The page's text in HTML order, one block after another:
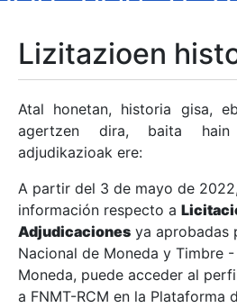
Erakutsi/Ezkutatu
Erakutsi/Ezkutatu
Erakutsi/Ezkutatu
Erakutsi/Ezkutatu
Lizitazioen
Atal honetan, historia gisa,
agertzen dira, baita
adjudikazioak ere:
A partir del 3 de mayo de
información respecto a
Adjudicaciones ya aprobadas
Nacional de Moneda y Timbre -
Moneda, puede acceder al
a FNMT-RCM en la Plataforma